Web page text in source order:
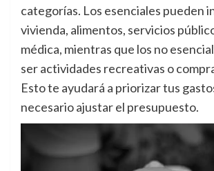
categorías. Los esenciales pueden
vivienda, alimentos, servicios
médica, mientras que los no
ser actividades recreativas o
Esto te ayudará a priorizar tus
necesario ajustar el presupuesto.